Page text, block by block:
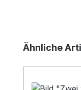
Produktgalerie
Ähnliche